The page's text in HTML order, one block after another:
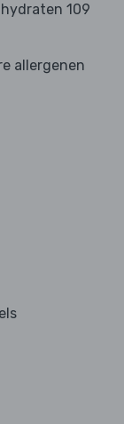
109
allergenen